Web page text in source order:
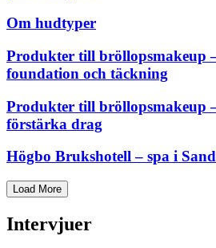
Om hudtyper
Produkter till bröllopsmakeup
foundation och täckning
Produkter till bröllopsmakeup
förstärka drag
Högbo Brukshotell – spa i
Load More
Intervjuer